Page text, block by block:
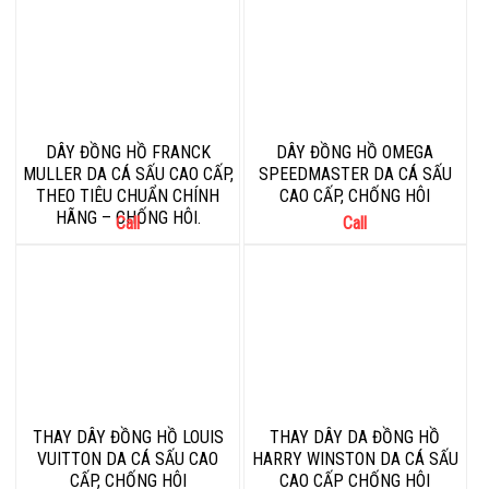
DÂY ĐỒNG HỒ FRANCK
MULLER DA CÁ SẤU CAO CẤP,
THEO TIÊU CHUẨN CHÍNH
HÃNG – CHỐNG HÔI.
Call
DÂY ĐỒNG HỒ OMEGA
SPEEDMASTER DA CÁ SẤU
CAO CẤP, CHỐNG HÔI
Call
THAY DÂY ĐỒNG HỒ LOUIS
VUITTON DA CÁ SẤU CAO
CẤP, CHỐNG HÔI
THAY DÂY DA ĐỒNG HỒ
HARRY WINSTON DA CÁ SẤU
CAO CẤP CHỐNG HÔI